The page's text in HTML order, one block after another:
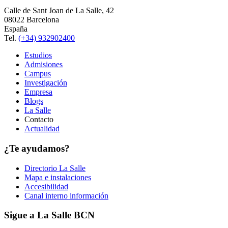
Calle de Sant Joan de La Salle, 42
08022 Barcelona
España
Tel. (+34) 932902400
Estudios
Admisiones
Campus
Investigación
Empresa
Blogs
La Salle
Contacto
Actualidad
¿Te ayudamos?
Directorio La Salle
Mapa e instalaciones
Accesibilidad
Canal interno información
Sigue a La Salle BCN